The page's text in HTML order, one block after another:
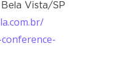
Vista/SP
conference-